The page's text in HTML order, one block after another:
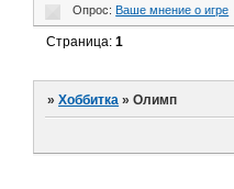
Опрос: Ваше мнение о игре
Страница:1
»Хоббитка »Олимп